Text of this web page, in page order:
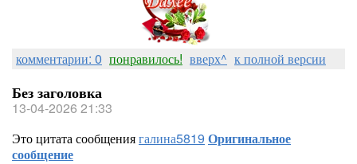
комментарии: 0 понравилось! вверх^ к полной версии
Без заголовка
13-04-2026 21:33
Это цитата сообщениягалина5819 Оригинальное
сообщение